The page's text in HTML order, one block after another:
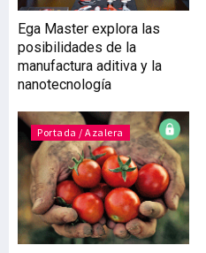
Ega Master explora las
posibilidades de la
manufactura aditiva y la
nanotecnología
Portada / Azalera